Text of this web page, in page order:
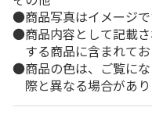
商品写真はイメージで
商品内容として記載
する商品に含まれてお
商品の色は、ご覧に
際と異なる場合があり